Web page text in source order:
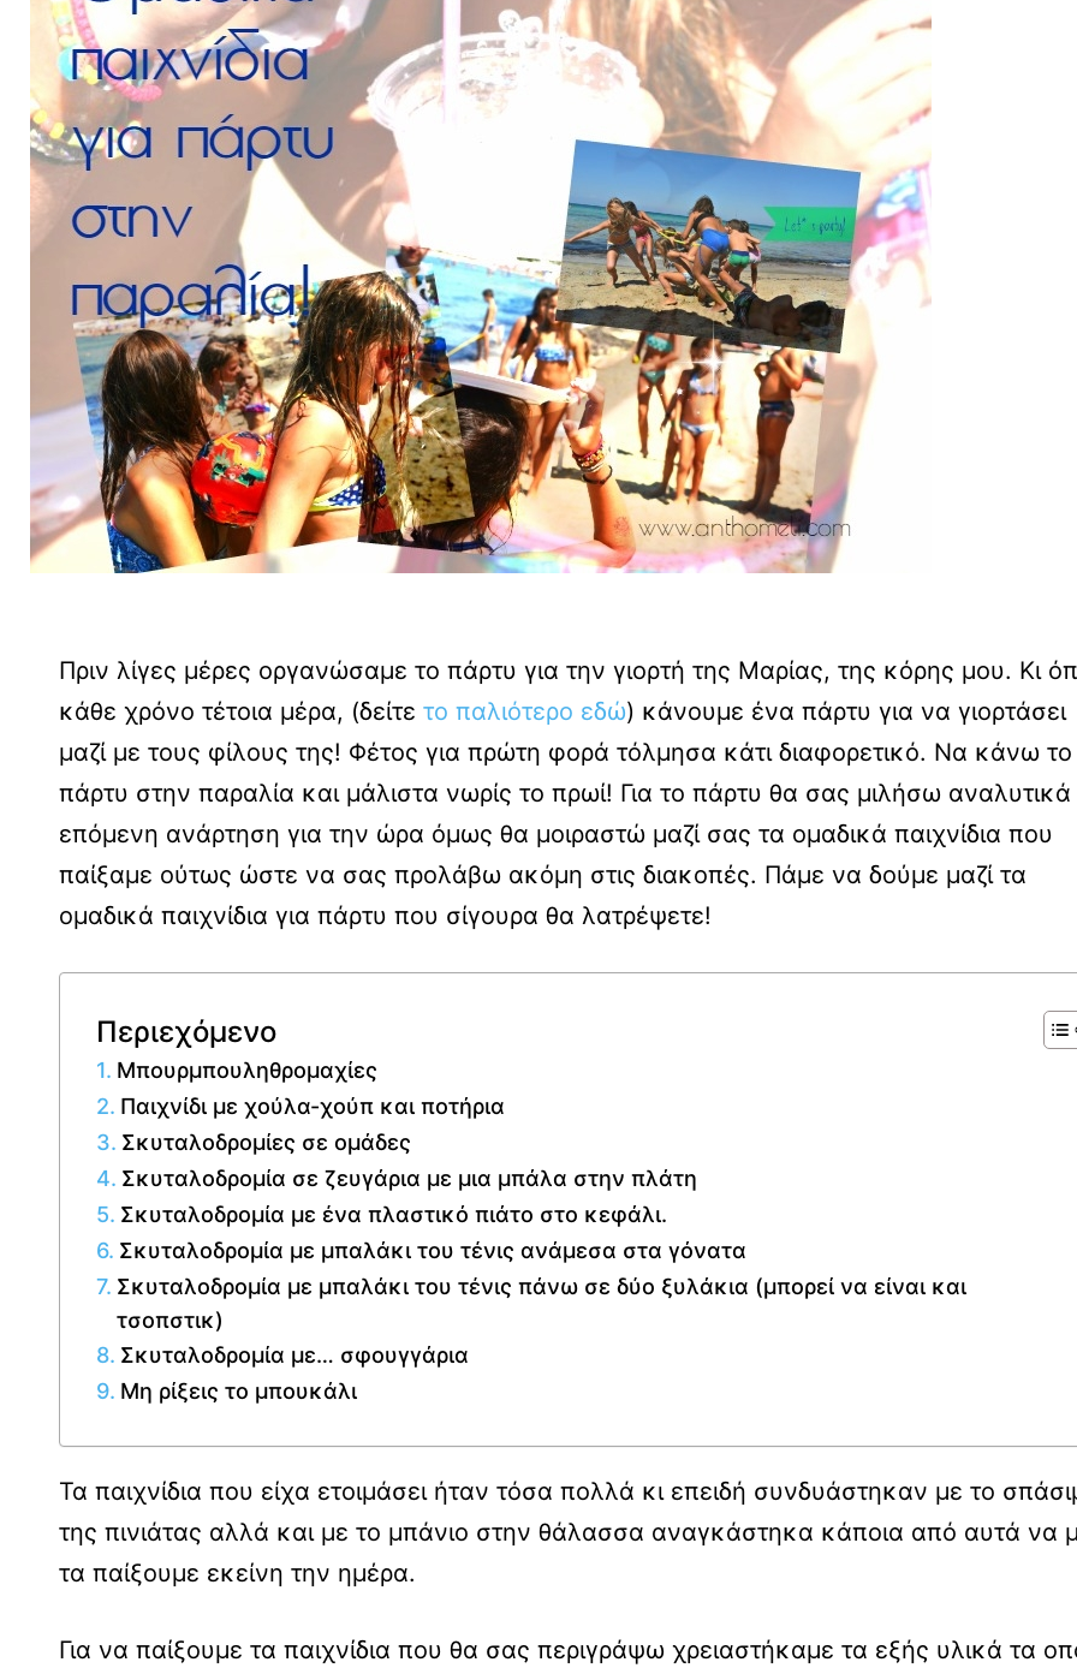
Πριν λίγες μέρες οργανώσαμε το πάρτυ για την γιορτή της Μαρίας, της κόρης μου. Κι
κάθε χρόνο τέτοια μέρα, (δείτε το παλιότερο εδώ) κάνουμε ένα πάρτυ για να γιορτάσει
μαζί με τους φίλους της! Φέτος για πρώτη φορά τόλμησα κάτι διαφορετικό. Να κάνω το
πάρτυ στην παραλία και μάλιστα νωρίς το πρωί! Για το πάρτυ θα σας μιλήσω
επόμενη ανάρτηση για την ώρα όμως θα μοιραστώ μαζί σας τα ομαδικά παιχνίδια που
παίξαμε ούτως ώστε να σας προλάβω ακόμη στις διακοπές. Πάμε να δούμε μαζί τα
ομαδικά παιχνίδια για πάρτυ που σίγουρα θα λατρέψετε!
Περιεχόμενο
Μπουρμπουληθρομαχίες
Παιχνίδι με χούλα-χούπ και ποτήρια
Σκυταλοδρομίες σε ομάδες
Σκυταλοδρομία σε ζευγάρια με μια μπάλα στην πλάτη
Σκυταλοδρομία με ένα πλαστικό πιάτο στο κεφάλι.
Σκυταλοδρομία με μπαλάκι του τένις ανάμεσα στα γόνατα
Σκυταλοδρομία με μπαλάκι του τένις πάνω σε δύο ξυλάκια (μπορεί να είναι και
τσοπστικ)
Σκυταλοδρομία με… σφουγγάρια
Μη ρίξεις το μπουκάλι
Τα παιχνίδια που είχα ετοιμάσει ήταν τόσα πολλά κι επειδή συνδυάστηκαν με το
της πινιάτας αλλά και με το μπάνιο στην θάλασσα αναγκάστηκα κάποια από αυτά να
τα παίξουμε εκείνη την ημέρα.
Για να παίξουμε τα παιχνίδια που θα σας περιγράψω χρειαστήκαμε τα εξής υλικά τα